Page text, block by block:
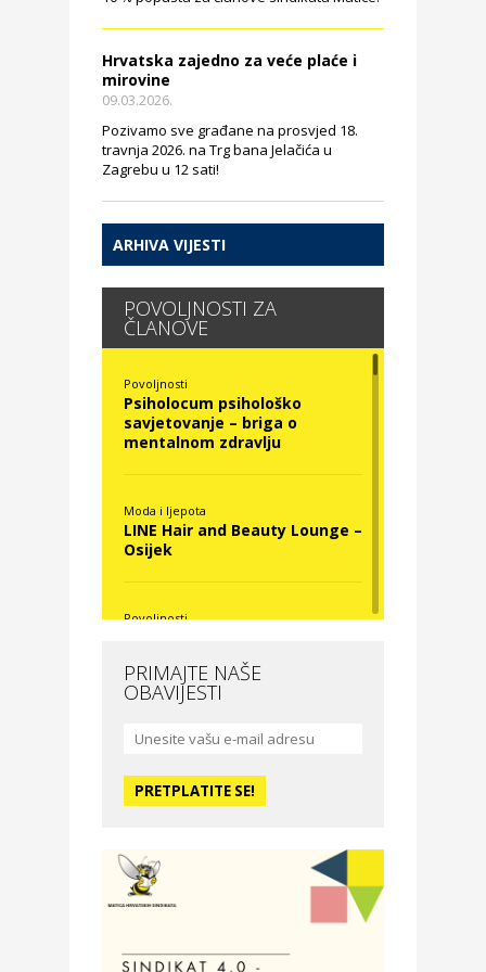
Hrvatska zajedno za veće plaće i
mirovine
09.03.2026.
Pozivamo sve građane na prosvjed 18.
travnja 2026. na Trg bana Jelačića u
Zagrebu u 12 sati!
ARHIVA VIJESTI
POVOLJNOSTI ZA
ČLANOVE
Povoljnosti
Psiholocum psihološko
savjetovanje – briga o
mentalnom zdravlju
Moda i ljepota
LINE Hair and Beauty Lounge –
Osijek
Povoljnosti
Moda i ljepota
studio – Osijek
Zdravlje i osiguranje
PRIMAJTE NAŠE
OBAVIJESTI